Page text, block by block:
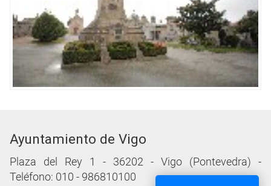
Ayuntamiento de Vigo
Plaza del Rey 1 - 36202 - Vigo (Pontevedra) -
Teléfono: 010 - 986810100